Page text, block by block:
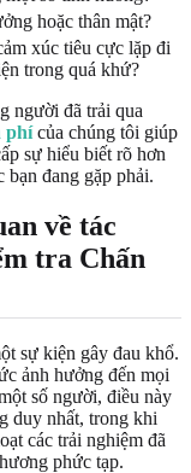
hoặc thân mật?
xúc tiêu cực lặp đi
trong quá khứ?
người đã trải qua
phícủa chúng tôi giúp
sự hiểu biết rõ hơn
bạn đang gặp phải.
về tác
tra Chấn
sự kiện gây đau khổ.
ảnh hưởng đến mọi
số người, điều này
duy nhất, trong khi
các trải nghiệm đã
phức tạp.